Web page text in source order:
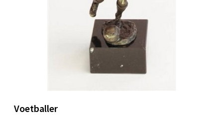
Voetballer